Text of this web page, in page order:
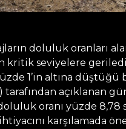
doluluk oranları
kritik seviyelere
1’in altına
tarafından açıklanan
doluluk oranı yüzde
karşılamada